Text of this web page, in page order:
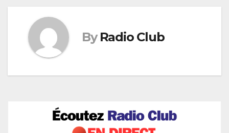
By Radio Club